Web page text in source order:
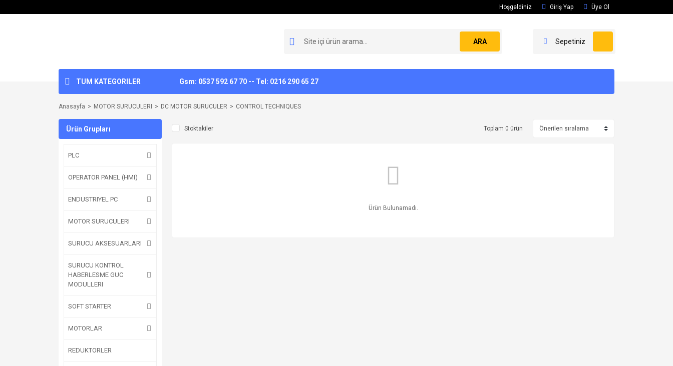
Hoşgeldiniz Giriş Yap Üye Ol
ARA Sepetiniz
TUM KATEGORILER Gsm: 0537 592 67 70 -- Tel: 0216 290 65 27
Anasayfa MOTOR SURUCULERI DC MOTOR SURUCULER CONTROL TECHNIQUES
Ürün Grupları
PLC
OPERATOR PANEL (HMI)
ENDUSTRIYEL PC
MOTOR SURUCULERI
SURUCU AKSESUARLARI
SURUCU KONTROL
HABERLESME GUC
MODULLERI
SOFT STARTER
MOTORLAR
REDUKTORLER
Stoktakiler Toplam 0 ürün
Ürün Bulunamadı.